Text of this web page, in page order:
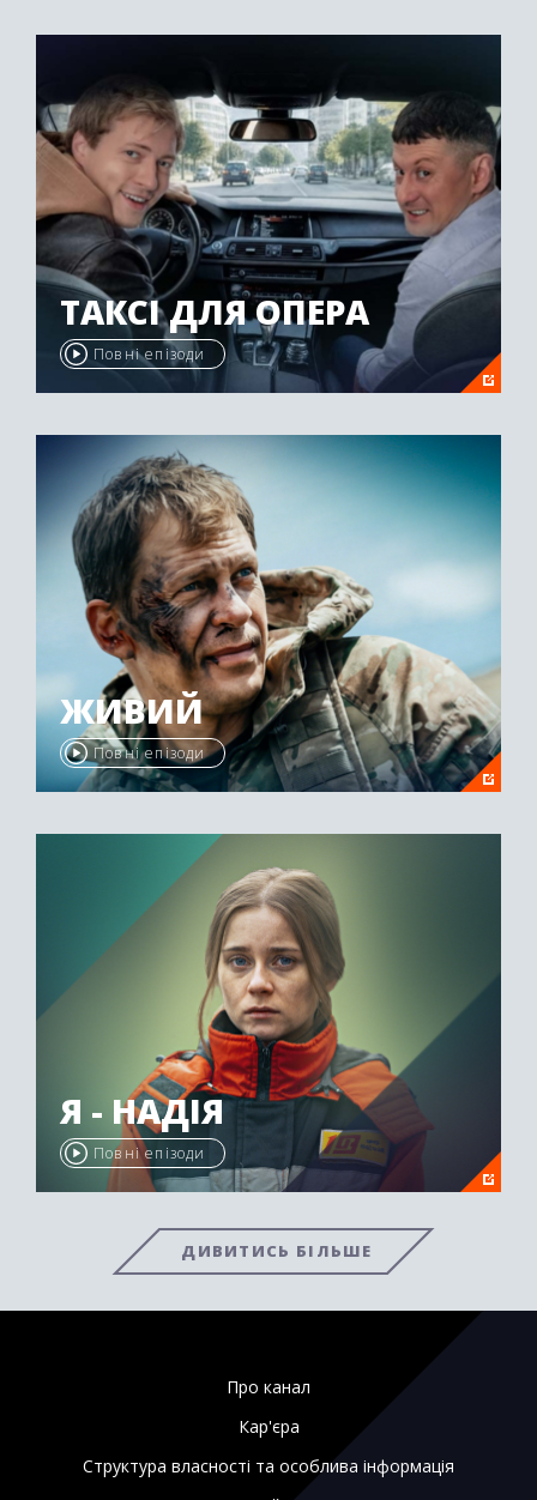
ТАКСІ ДЛЯ ОПЕРА
Повні епізоди
ЖИВИЙ
Повні епізоди
Я - НАДІЯ
Повні епізоди
ДИВИТИСЬ БІЛЬШЕ
Про канал
Кар'єра
Структура власності та особлива інформація